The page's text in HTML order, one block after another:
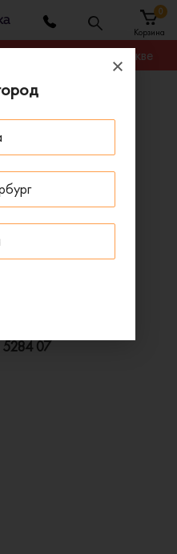
Корзина
0
любую оправу в Москве
очки
5284 07
5284 07